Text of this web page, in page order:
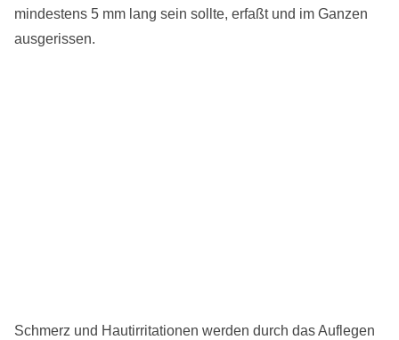
mindestens 5 mm lang sein sollte, erfaßt und im Ganzen
ausgerissen.
Schmerz und Hautirritationen werden durch das Auflegen